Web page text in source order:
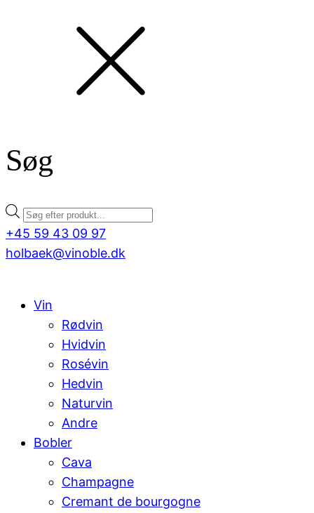
Søg
Products
search
+45 59 43 09 97
holbaek@vinoble.dk
Vin
Rødvin
Hvidvin
Rosévin
Hedvin
Naturvin
Andre
Bobler
Cava
Champagne
Cremant de bourgogne